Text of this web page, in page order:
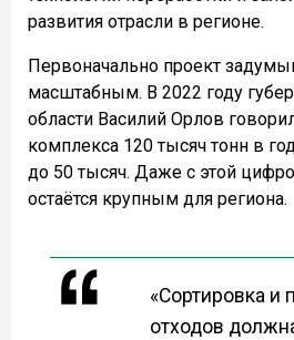
развития отрасли в регионе.
Первоначально проект
масштабным. В 2022 году
области Василий Орлов
комплекса 120 тысяч тонн в
до 50 тысяч. Даже с этой
остаётся крупным для региона.
«Сортировка и
отходов